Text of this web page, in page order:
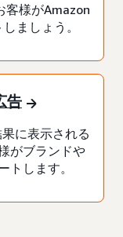
客様がAmazon
ましょう。
告
に表示される
がブランドや
トします。